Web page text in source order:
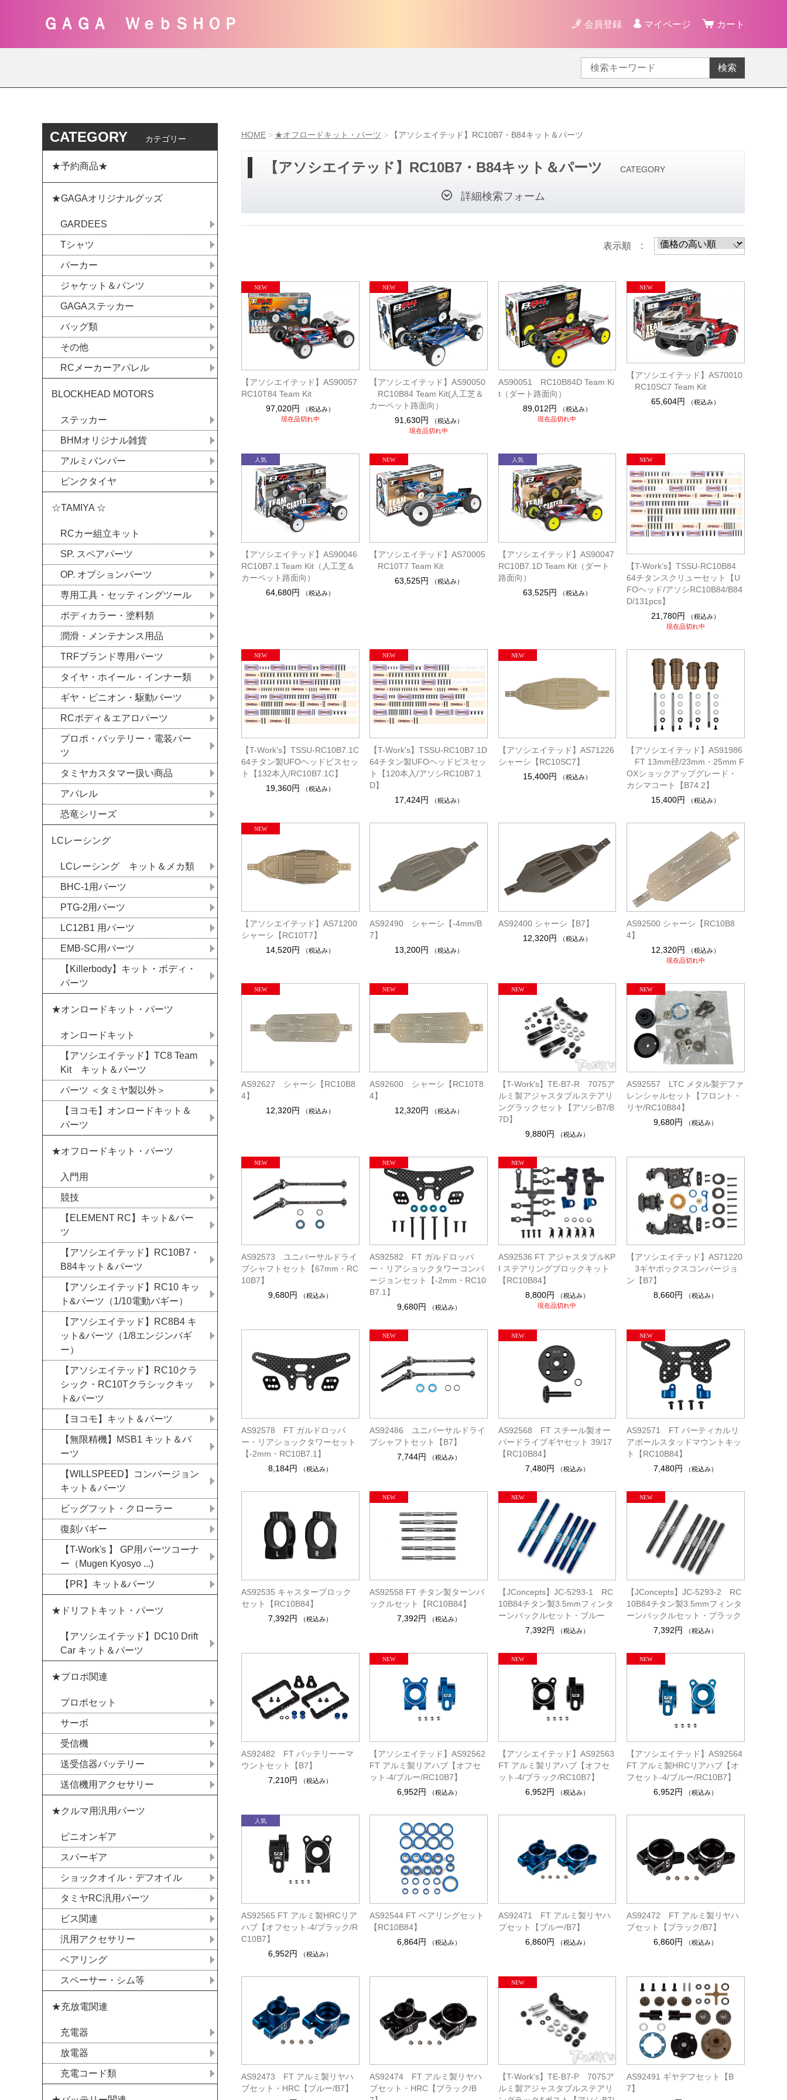
ＧＡＧＡ ＷｅｂＳＨＯＰ 会員登録 マイページ カート
検索
HOME ★オフロードキット・パーツ 【アソシエイテッド】RC10B7・B84キット＆パーツ
【アソシエイテッド】RC10B7・B84キット＆パーツ CATEGORY
詳細検索フォーム
表示順 :
【アソシエイテッド】AS90057
RC10T84 Team Kit
97,020円
（税込み）
現在品切れ中
【アソシエイテッド】AS90050
RC10B84 Team Kit(人工芝＆
カーペット路面向）
91,630円
（税込み）
現在品切れ中
AS90051 RC10B84D Team Ki
t（ダート路面向）
89,012円
（税込み）
現在品切れ中
【アソシエイテッド】AS70010
RC10SC7 Team Kit
65,604円
（税込み）
【アソシエイテッド】AS90046
RC10B7.1 Team Kit（人工芝＆
カーペット路面向）
64,680円
（税込み）
【アソシエイテッド】AS70005
RC10T7 Team Kit
63,525円
（税込み）
【アソシエイテッド】AS90047
RC10B7.1D Team Kit（ダート
路面向）
63,525円
（税込み）
【T-Work’s】TSSU-RC10B84
64チタンスクリューセット【U
FOヘッド/アソシRC10B84/B84
D/131pcs】
21,780円
（税込み）
現在品切れ中
【T-Work's】TSSU-RC10B7.1C
64チタン製UFOヘッドビスセッ
ト【132本入/RC10B7.1C】
19,360円
（税込み）
【T-Work's】TSSU-RC10B7.1D
64チタン製UFOヘッドビスセッ
ト【120本入/アソシRC10B7.1
D】
17,424円
（税込み）
【アソシエイテッド】AS71226
シャーシ【RC10SC7】
15,400円
（税込み）
【アソシエイテッド】AS91986
FT 13mm径/23mm・25mm F
OXショックアップグレード・
カシマコート【B74.2】
15,400円
（税込み）
【アソシエイテッド】AS71200
シャーシ【RC10T7】
14,520円
（税込み）
AS92490 シャーシ【-4mm/B
7】
13,200円
（税込み）
AS92400 シャーシ【B7】
12,320円
（税込み）
AS92500 シャーシ【RC10B8
4】
12,320円
（税込み）
現在品切れ中
AS92627 シャーシ【RC10B8
4】
12,320円
（税込み）
AS92600 シャーシ【RC10T8
4】
12,320円
（税込み）
【T-Work's】TE-B7-R 7075ア
ルミ製アジャスタブルステアリ
ングラックセット【アソシB7/B
7D】
9,880円
（税込み）
AS92557 LTC メタル製デファ
レンシャルセット【フロント・
リヤ/RC10B84】
9,680円
（税込み）
AS92573 ユニバーサルドライ
ブシャフトセット【67mm・RC
10B7】
9,680円
（税込み）
AS92582 FT ガルドロッパ
ー・リアショックタワーコンバ
ージョンセット【-2mm・RC10
B7.1】
9,680円
（税込み）
AS92536 FT アジャスタブルKP
I ステアリングブロックキット
【RC10B84】
8,800円
（税込み）
現在品切れ中
【アソシエイテッド】AS71220
3ギヤボックスコンバージョ
ン【B7】
8,660円
（税込み）
AS92578 FT ガルドロッパ
ー・リアショックタワーセット
【-2mm・RC10B7.1】
8,184円
（税込み）
AS92486 ユニバーサルドライ
ブシャフトセット【B7】
7,744円
（税込み）
AS92568 FT スチール製オー
バードライブギヤセット 39/17
【RC10B84】
7,480円
（税込み）
AS92571 FT バーティカルリ
アボールスタッドマウントキッ
ト【RC10B84】
7,480円
（税込み）
AS92535 キャスターブロック
セット【RC10B84】
7,392円
（税込み）
AS92558 FT チタン製ターンバ
ックルセット【RC10B84】
7,392円
（税込み）
【JConcepts】JC-5293-1 RC
10B84チタン製3.5mmフィンタ
ーンバックルセット・ブルー
7,392円
（税込み）
【JConcepts】JC-5293-2 RC
10B84チタン製3.5mmフィンタ
ーンバックルセット・ブラック
7,392円
（税込み）
AS92482 FT バッテリーーマ
ウントセット【B7】
7,210円
（税込み）
【アソシエイテッド】AS92562
FT アルミ製リアハブ【オフセ
ット-4/ブルー/RC10B7】
6,952円
（税込み）
【アソシエイテッド】AS92563
FT アルミ製リアハブ【オフセ
ット-4/ブラック/RC10B7】
6,952円
（税込み）
【アソシエイテッド】AS92564
FT アルミ製HRCリアハブ【オ
フセット-4/ブルー/RC10B7】
6,952円
（税込み）
AS92565 FT アルミ製HRCリア
ハブ【オフセット-4/ブラック/R
C10B7】
6,952円
（税込み）
AS92544 FT ベアリングセット
【RC10B84】
6,864円
（税込み）
AS92471 FT アルミ製リヤハ
ブセット【ブルー/B7】
6,860円
（税込み）
AS92472 FT アルミ製リヤハ
ブセット【ブラック/B7】
6,860円
（税込み）
AS92473 FT アルミ製リヤハ
ブセット・HRC【ブルー/B7】
AS92474 FT アルミ製リヤハ
ブセット・HRC【ブラック/B
【T-Work's】TE-B7-P 7075ア
ルミ製アジャスタブルステアリ
AS92491 ギヤデフセット【B
7】
CATEGORY カテゴリー
★予約商品★
★GAGAオリジナルグッズ
GARDEES
Tシャツ
パーカー
ジャケット＆パンツ
GAGAステッカー
バッグ類
その他
RCメーカーアパレル
BLOCKHEAD MOTORS
ステッカー
BHMオリジナル雑貨
アルミバンパー
ピンクタイヤ
☆TAMIYA ☆
RCカー組立キット
SP. スペアパーツ
OP. オプションパーツ
専用工具・セッティングツール
ボディカラー・塗料類
潤滑・メンテナンス用品
TRFブランド専用パーツ
タイヤ・ホイール・インナー類
ギヤ・ピニオン・駆動パーツ
RCボディ＆エアロパーツ
プロポ・バッテリー・電装パー
ツ
タミヤカスタマー扱い商品
アパレル
恐竜シリーズ
LCレーシング
LCレーシング キット＆メカ類
BHC-1用パーツ
PTG-2用パーツ
LC12B1 用パーツ
EMB-SC用パーツ
【Killerbody】キット・ボディ・
パーツ
★オンロードキット・パーツ
オンロードキット
【アソシエイテッド】TC8 Team
Kit キット＆パーツ
パーツ ＜タミヤ製以外＞
【ヨコモ】オンロードキット＆
パーツ
★オフロードキット・パーツ
入門用
競技
【ELEMENT RC】キット&パー
ツ
【アソシエイテッド】RC10B7・
B84キット＆パーツ
【アソシエイテッド】RC10 キッ
ト&パーツ（1/10電動バギー）
【アソシエイテッド】RC8B4 キ
ット&パーツ（1/8エンジンバギ
ー）
【アソシエイテッド】RC10クラ
シック・RC10Tクラシックキッ
ト&パーツ
【ヨコモ】キット＆パーツ
【無限精機】MSB1 キット＆パ
ーツ
【WILLSPEED】コンバージョン
キット＆パーツ
ビッグフット・クローラー
復刻バギー
【T-Work's 】 GP用パーツコーナ
ー（Mugen Kyosyo ...)
【PR】キット&パーツ
★ドリフトキット・パーツ
【アソシエイテッド】DC10 Drift
Car キット＆パーツ
★プロポ関連
プロポセット
サーボ
受信機
送受信器バッテリー
送信機用アクセサリー
★クルマ用汎用パーツ
ピニオンギア
スパーギア
ショックオイル・デフオイル
タミヤRC汎用パーツ
ビス関連
汎用アクセサリー
ベアリング
スペーサー・シム等
★充放電関連
充電器
放電器
充電コード類